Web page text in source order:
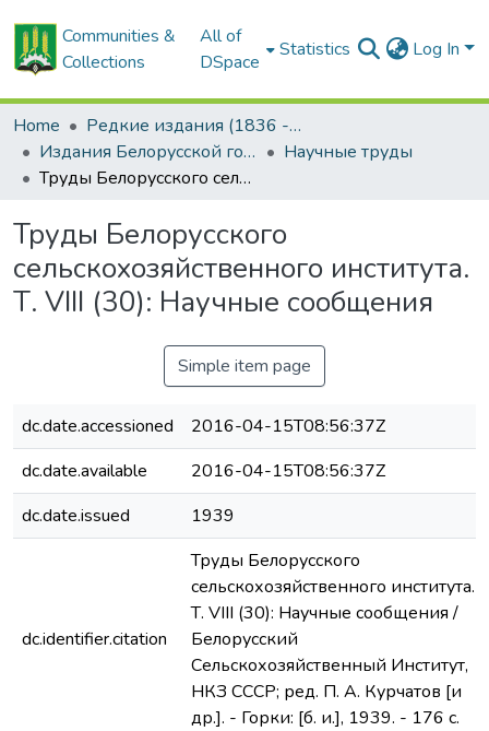
Communities &
Collections
All of
DSpace
Statistics Log In
Home
Редкие издания (1836 - 1940 гг.)
Издания Белорусской государственной сельскохозяйственной академии
Научные труды
Труды Белорусского сельскохозяйственного института. Т. VIII (30): Научные сообщения
Труды Белорусского
сельскохозяйственного института.
Т. VIII (30): Научные сообщения
Simple item page
dc.date.accessioned
2016-04-15T08:56:37Z
dc.date.available
2016-04-15T08:56:37Z
dc.date.issued
1939
dc.identifier.citation
Труды Белорусского
сельскохозяйственного института.
Т. VIII (30): Научные сообщения /
Белорусский
Сельскохозяйственный Институт,
НКЗ СССР; ред. П. А. Курчатов [и
др.]. - Горки: [б. и.], 1939. - 176 с.